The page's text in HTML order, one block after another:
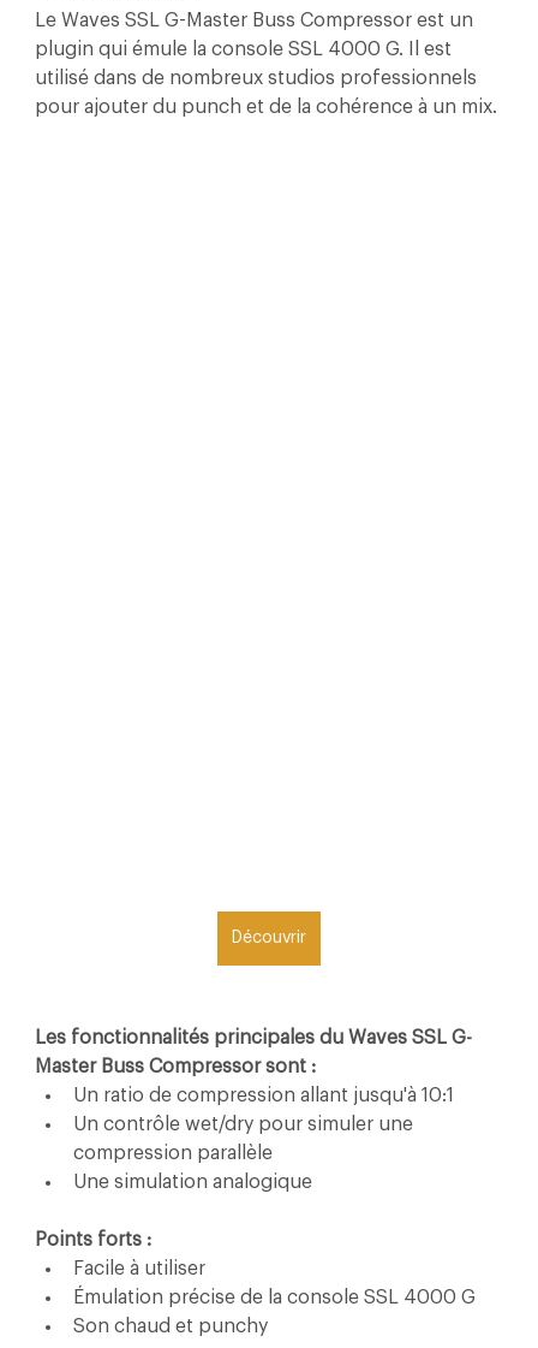
Le Waves SSL G-Master Buss Compressor est un
plugin qui émule la console SSL 4000 G. Il est
utilisé dans de nombreux studios professionnels
pour ajouter du punch et de la cohérence à un mix.
Découvrir
Les fonctionnalités principales du Waves SSL G-
Master Buss Compressor sont :
Un ratio de compression allant jusqu'à 10:1
Un contrôle wet/dry pour simuler une
compression parallèle
Une simulation analogique
Points forts :
Facile à utiliser
Émulation précise de la console SSL 4000 G
Son chaud et punchy